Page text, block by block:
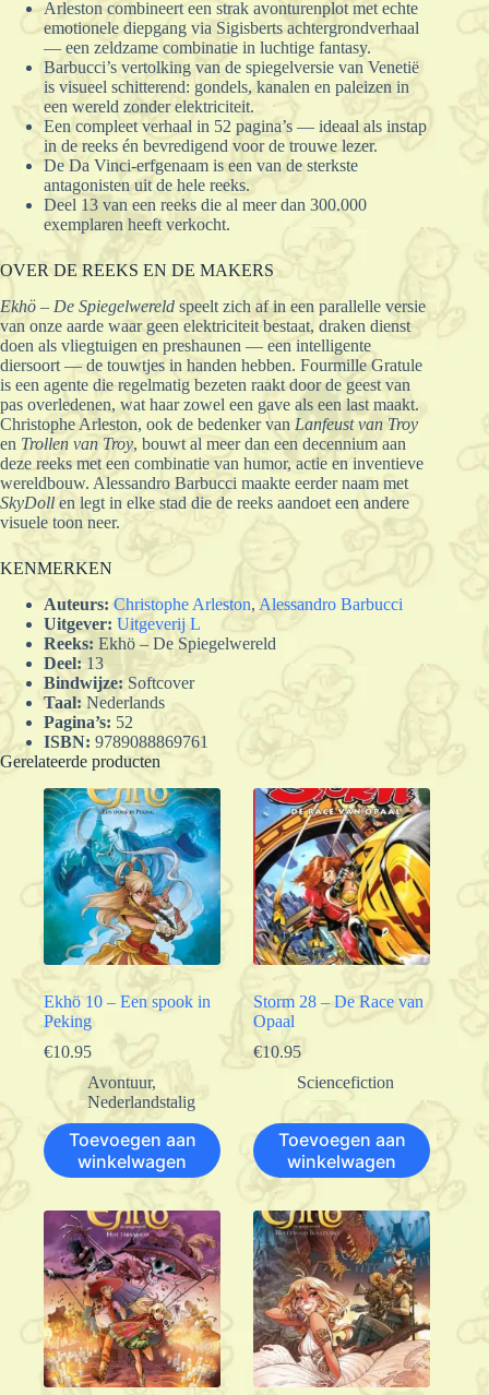
Arleston combineert een strak avonturenplot met echte
emotionele diepgang via Sigisberts achtergrondverhaal
— een zeldzame combinatie in luchtige fantasy.
Barbucci’s vertolking van de spiegelversie van Venetië
is visueel schitterend: gondels, kanalen en paleizen in
een wereld zonder elektriciteit.
Een compleet verhaal in 52 pagina’s — ideaal als instap
in de reeks én bevredigend voor de trouwe lezer.
De Da Vinci-erfgenaam is een van de sterkste
antagonisten uit de hele reeks.
Deel 13 van een reeks die al meer dan 300.000
exemplaren heeft verkocht.
OVER DE REEKS EN DE MAKERS
Ekhö – De Spiegelwereld speelt zich af in een parallelle versie
van onze aarde waar geen elektriciteit bestaat, draken dienst
doen als vliegtuigen en preshaunen — een intelligente
diersoort — de touwtjes in handen hebben. Fourmille Gratule
is een agente die regelmatig bezeten raakt door de geest van
pas overledenen, wat haar zowel een gave als een last maakt.
Christophe Arleston, ook de bedenker van Lanfeust van Troy
en Trollen van Troy, bouwt al meer dan een decennium aan
deze reeks met een combinatie van humor, actie en inventieve
wereldbouw. Alessandro Barbucci maakte eerder naam met
SkyDoll en legt in elke stad die de reeks aandoet een andere
visuele toon neer.
KENMERKEN
Auteurs: Christophe Arleston,Alessandro Barbucci
Uitgever: Uitgeverij L
Reeks: Ekhö – De Spiegelwereld
Deel: 13
Bindwijze: Softcover
Taal: Nederlands
Pagina’s: 52
ISBN: 9789088869761
Gerelateerde producten
Ekhö 10 – Een spook in
Peking
€10.95
Avontuur,
Nederlandstalig
Toevoegen aan
winkelwagen
Storm 28 – De Race van
Opaal
€10.95
Sciencefiction
Toevoegen aan
winkelwagen